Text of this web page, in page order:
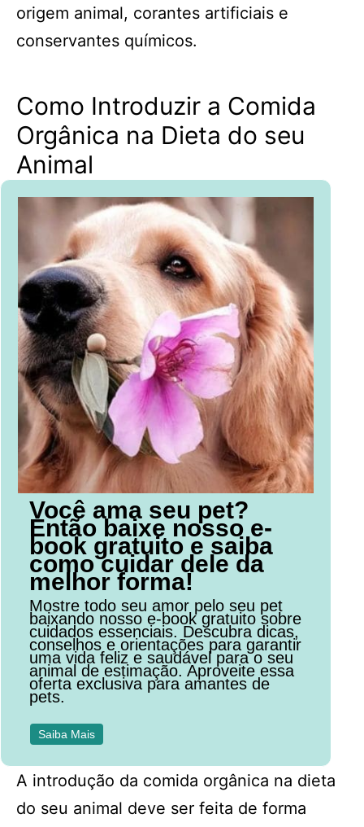
origem animal, corantes artificiais e
conservantes químicos.
Como Introduzir a Comida
Orgânica na Dieta do seu
Animal
Você ama seu pet?
Então baixe nosso e-
book gratuito e saiba
como cuidar dele da
melhor forma!
Mostre todo seu amor pelo seu pet
baixando nosso e-book gratuito sobre
cuidados essenciais. Descubra dicas,
conselhos e orientações para garantir
uma vida feliz e saudável para o seu
animal de estimação. Aproveite essa
oferta exclusiva para amantes de
pets.
Saiba Mais
A introdução da comida orgânica na dieta
do seu animal deve ser feita de forma